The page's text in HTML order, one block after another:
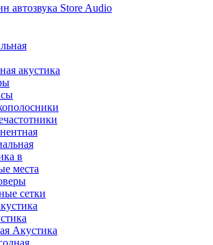
акустика
в
места
сетки
Акустика